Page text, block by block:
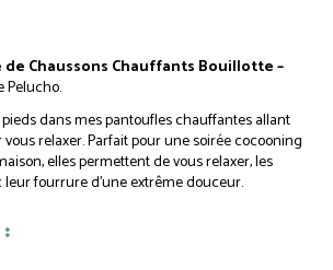
de Chaussons Chauffants Bouillotte –
Pelucho.
dans mes pantoufles chauffantes allant
relaxer. Parfait pour une soirée cocooning
elles permettent de vous relaxer, les
leur fourrure d’une extrême douceur.